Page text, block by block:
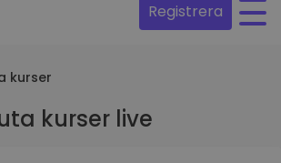
Registrera
kurser
kurser live